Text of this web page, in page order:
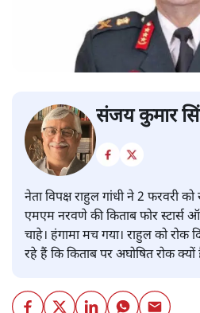
संजय कुमार
नेता विपक्ष राहुल गांधी ने 2 फरवरी
एमएम नरवणे की किताब फोर
चाहे। हंगामा मच गया। राहुल को रोक
रहे हैं कि किताब पर अघोषित रोक क्यों